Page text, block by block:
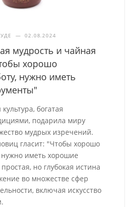
— 02.08.2024
мудрость и чайная
хорошо
нужно иметь
богатая
подарила миру
мудрых изречений.
гласит: "Чтобы хорошо
иметь хорошие
но глубокая истина
во множестве сфер
включая искусство